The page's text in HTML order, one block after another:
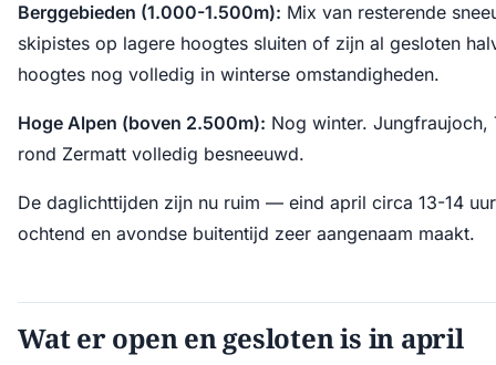
Berggebieden (1.000-1.500m): Mix van resterende
skipistes op lagere hoogtes sluiten of zijn al gesloten
hoogtes nog volledig in winterse omstandigheden.
Hoge Alpen (boven 2.500m): Nog winter. Jungfraujoch,
rond Zermatt volledig besneeuwd.
De daglichttijden zijn nu ruim — eind april circa 13-14
ochtend en avondse buitentijd zeer aangenaam maakt.
Wat er open en gesloten is in april